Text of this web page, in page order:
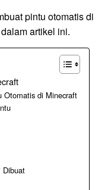
pintu otomatis di
artikel ini.
Otomatis di Minecraft
Dibuat